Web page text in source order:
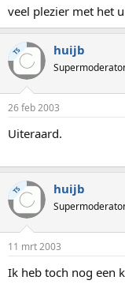
veel plezier met het
TS huijb
26 feb 2003
Uiteraard.
TS huijb
11 mrt 2003
Ik heb toch nog een